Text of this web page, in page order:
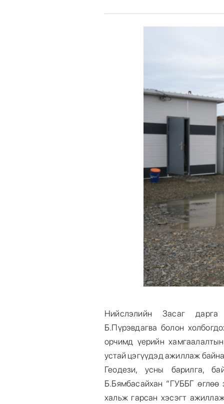
Энтертайнмент
Нийслэлийн Засаг
Б.Пүрэвдагва болон
орчимд үерийн
устай цэгүүдэд ажиллаж
Геодези, усны барилга,
Б.Бямбасайхан “ГУББГ
хальж гарсан хэсэгт